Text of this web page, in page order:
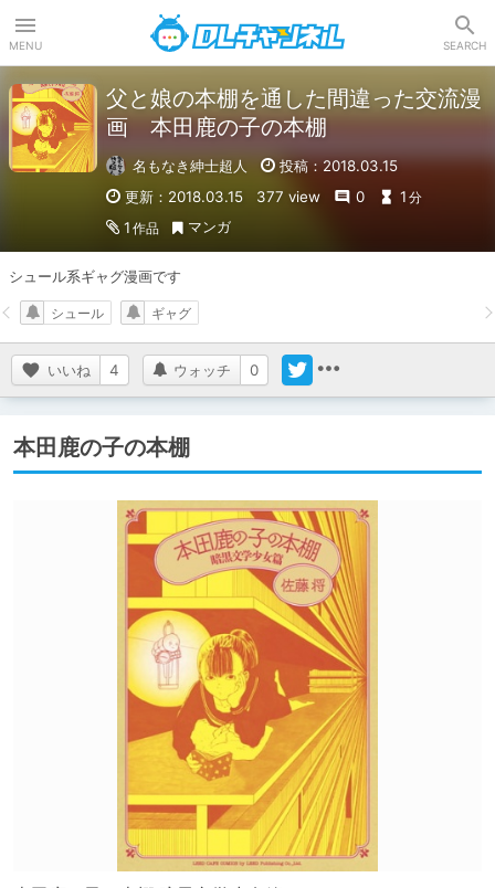
MENU SEARCH
父と娘の本棚を通した間違った交流漫
画 本田鹿の子の本棚
名もなき紳士超人
投稿：2018.03.15
更新：2018.03.15
377 view 0 1 分
1 作品 マンガ
シュール系ギャグ漫画です
いいね 4 ウォッチ 0
シュール ギャグ
本田鹿の子の本棚